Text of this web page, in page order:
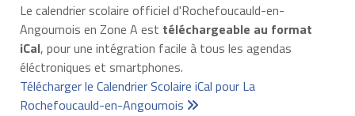
Le calendrier scolaire officiel d'Rochefoucauld-en-
Angoumois en Zone A est téléchargeable au format
iCal, pour une intégration facile à tous les agendas
éléctroniques et smartphones.
Télécharger le Calendrier Scolaire iCal pour La
Rochefoucauld-en-Angoumois